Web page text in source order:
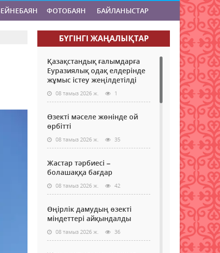
ФОТОБАЯН БАЙЛАНЫСТАР
БҮГІНГI ЖАҢАЛЫҚТАР
Қазақстандық ғалымдарға
Еуразиялық одақ елдерінде
жұмыс істеу жеңілдетілді
08 тамыз 2026 ж. 1
Өзекті мәселе жөнінде ой
өрбітті
08 тамыз 2026 ж. 35
Жастар тәрбиесі –
болашаққа бағдар
08 тамыз 2026 ж. 42
Өңірлік дамудың өзекті
міндеттері айқындалды
08 тамыз 2026 ж. 36